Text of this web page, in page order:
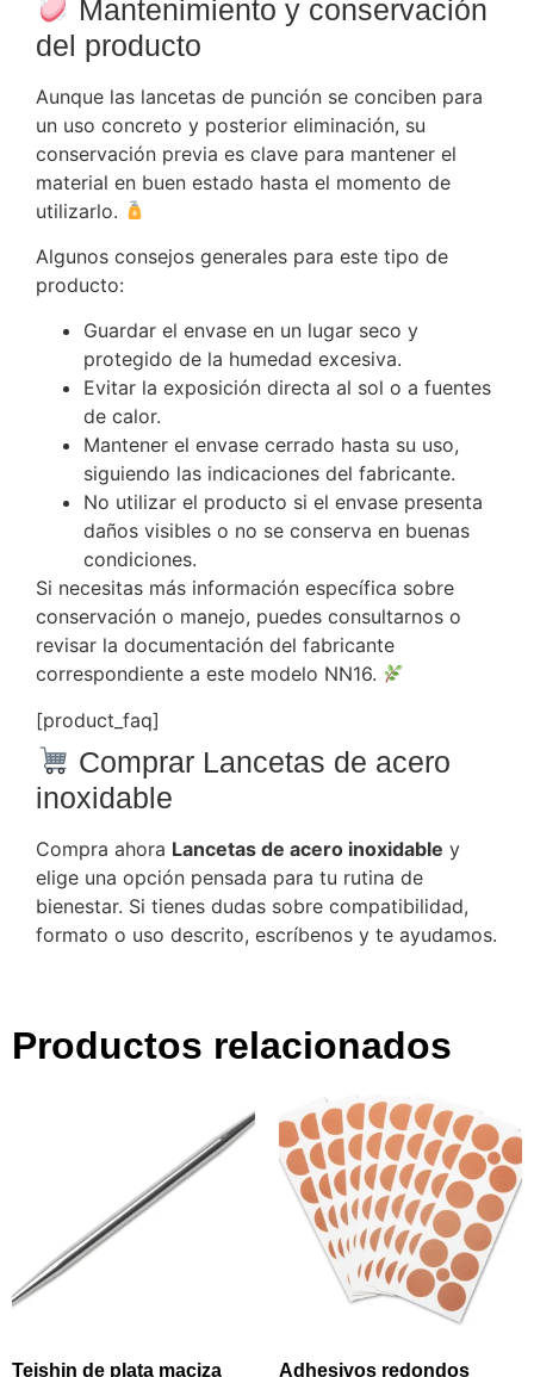
Mantenimiento y conservación
del producto
Aunque las lancetas de punción se conciben para
un uso concreto y posterior eliminación, su
conservación previa es clave para mantener el
material en buen estado hasta el momento de
utilizarlo.
Algunos consejos generales para este tipo de
producto:
Guardar el envase en un lugar seco y
protegido de la humedad excesiva.
Evitar la exposición directa al sol o a fuentes
de calor.
Mantener el envase cerrado hasta su uso,
siguiendo las indicaciones del fabricante.
No utilizar el producto si el envase presenta
daños visibles o no se conserva en buenas
condiciones.
Si necesitas más información específica sobre
conservación o manejo, puedes consultarnos o
revisar la documentación del fabricante
correspondiente a este modelo NN16.
[product_faq]
Comprar Lancetas de acero
inoxidable
Compra ahora Lancetas de acero inoxidable y
elige una opción pensada para tu rutina de
bienestar. Si tienes dudas sobre compatibilidad,
formato o uso descrito, escríbenos y te ayudamos.
Productos relacionados
Teishin de plata maciza
Adhesivos redondos